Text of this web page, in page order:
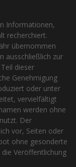
Informationen,
recherchiert.
übernommen
ausschließlich zur
dieser
Genehmigung
oder unter
vervielfältigt
werden ohne
Der
vor, Seiten oder
ohne gesonderte
Veröffentlichung